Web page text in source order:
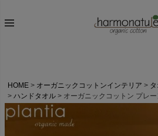
HOME オーガニックコットンインテリア
ハンドタオル
オーガニックコットン プレ